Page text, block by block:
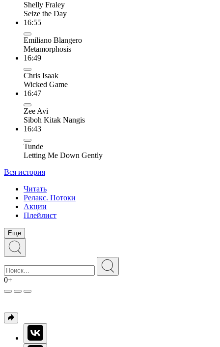
Shelly Fraley
Seize the Day
16:55
Emiliano Blangero
Metamorphosis
16:49
Chris Isaak
Wicked Game
16:47
Zee Avi
Siboh Kitak Nangis
16:43
Tunde
Letting Me Down Gently
Вся история
Читать
Релакс. Потоки
Акции
Плейлист
Еще
0+